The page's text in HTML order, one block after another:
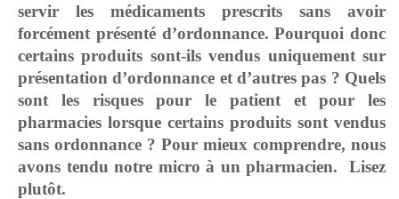
servir les médicaments prescrits sans avoir
forcément présenté d’ordonnance. Pourquoi donc
certains produits sont-ils vendus uniquement sur
présentation d’ordonnance et d’autres pas ? Quels
sont les risques pour le patient et pour les
pharmacies lorsque certains produits sont vendus
sans ordonnance ? Pour mieux comprendre, nous
avons tendu notre micro à un pharmacien. Lisez
plutôt.